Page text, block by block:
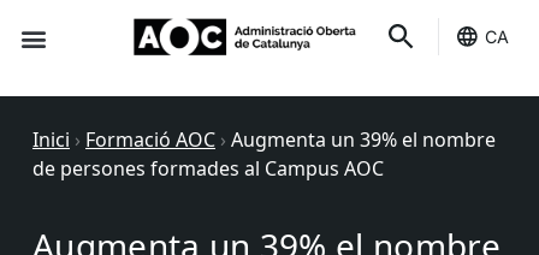
CA
Inici › Formació AOC › Augmenta un 39% el nombre
de persones formades al Campus AOC
Augmenta un 39% el nombre